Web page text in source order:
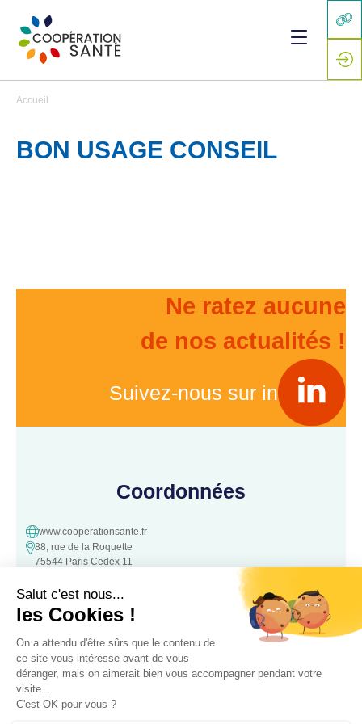
Accueil
BON USAGE CONSEIL
Ne ratez aucune
de nos actualités !
Suivez-nous sur in
Coordonnées
www.cooperationsante.fr
88, rue de la Roquette
75544 Paris Cedex 11
Contact
Une question, une suggestion ?
N’hésitez pas à nous contacter :
Contacter nous